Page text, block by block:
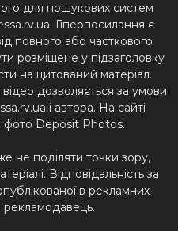
для пошукових систем
Гіперпосилання є
повного або часткового
розміщене у підзаголовку
на цитований матеріал.
дозволяється за умови
і автора. На сайті
фото Deposit Photos.
не поділяти точки зору,
Відповідальність за
в рекламних
рекламодавець.